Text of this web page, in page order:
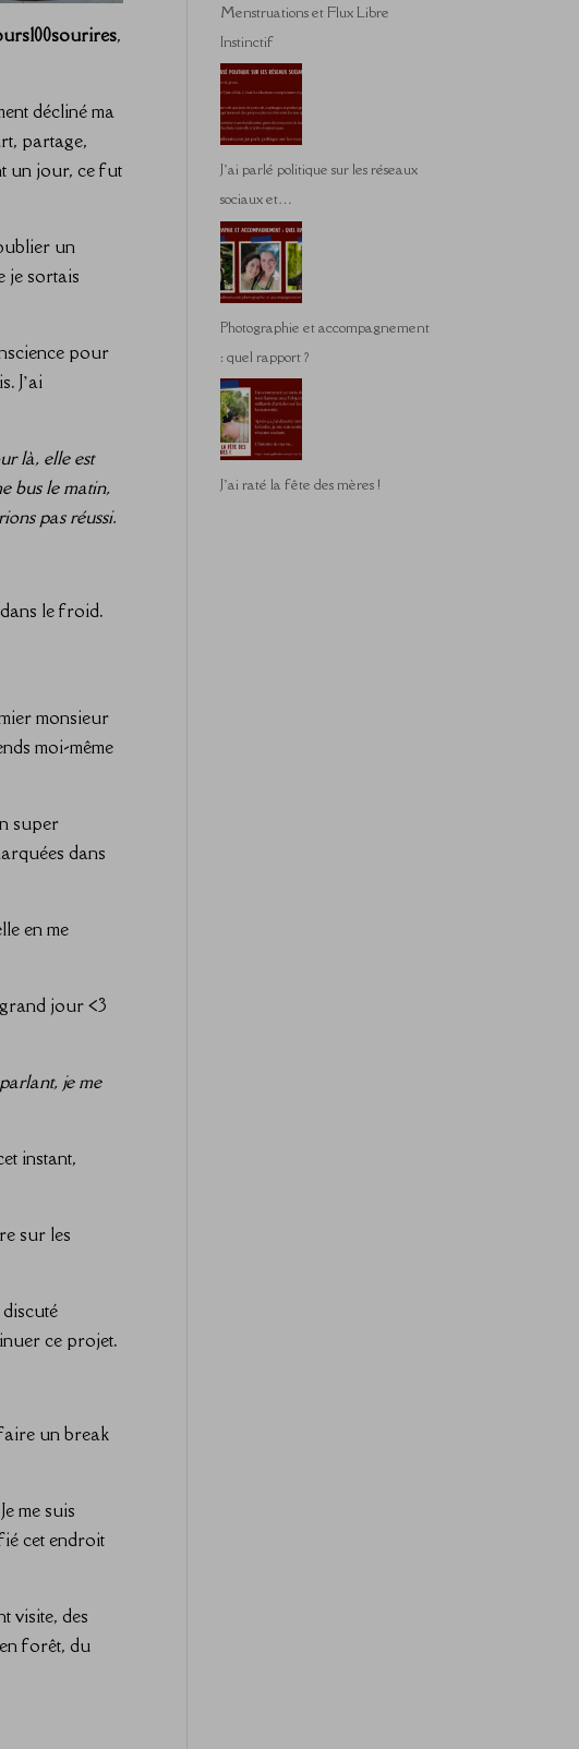
,
décliné ma
partage,
un jour, ce fut
un
je sortais
pour
J’ai
là, elle est
bus le matin,
pas réussi.
le froid.
monsieur
moi-même
super
dans
en me
jour <3
je me
instant,
sur les
ce projet.
un break
me suis
cet endroit
visite, des
forêt, du
Menstruations et Flux Libre
Instinctif
J’ai parlé politique sur les réseaux
sociaux et…
Photographie et accompagnement
: quel rapport ?
J’ai raté la fête des mères !